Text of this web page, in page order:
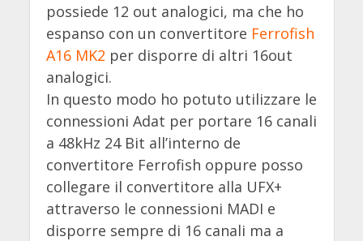
possiede 12 out analogici, ma che ho
espanso con un convertitore Ferrofish
A16 MK2 per disporre di altri 16out
analogici.
In questo modo ho potuto utilizzare le
connessioni Adat per portare 16 canali
a 48kHz 24 Bit all’interno de
convertitore Ferrofish oppure posso
collegare il convertitore alla UFX+
attraverso le connessioni MADI e
disporre sempre di 16 canali ma a